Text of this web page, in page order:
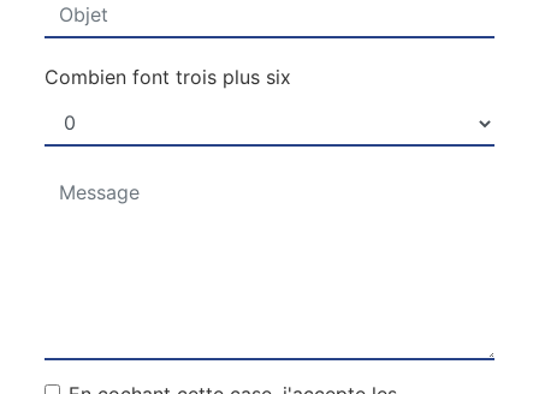
Combien font trois plus six